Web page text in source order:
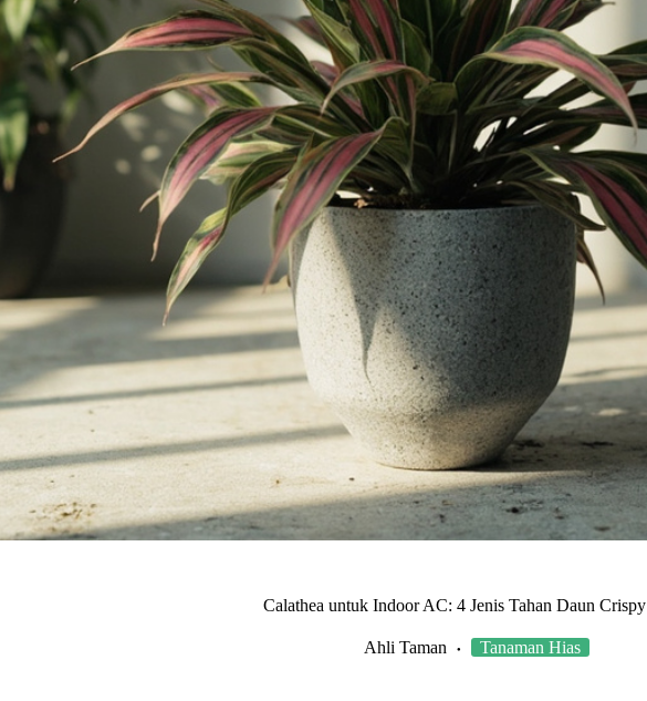
Calathea untuk Indoor AC: 4 Jenis Tahan Daun Crispy
Ahli Taman Tanaman Hias